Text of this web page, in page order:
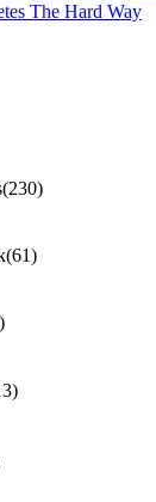
The Hard Way
(230)
(61)